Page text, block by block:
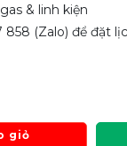
& linh kiện
858 (Zalo) để đặt
giỏ